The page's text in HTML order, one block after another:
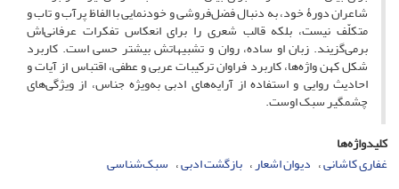
شاعران دورۀ خود، به دنبال فضل‌فروشی و خودنمایی با الفاظ پرآب و تاب و
متکلّف نیست، بلکه قالب شعری را برای انعکاس تفکرات عرفانی‌اش
برمی‌گزیند. زبان او ساده، روان و تشبیهاتش بیشتر حسی است. کاربرد
شکل کهن واژه‌ها، کاربرد فراوان ترکیبات عربی و عطفی، اقتباس از آیات و
احادیث روایی و استفاده از آرایه‌های ادبی به‌ویژه جناس، از ویژگی‌های
چشمگیر سبک اوست.
کلیدواژه‌ها
غفاری کاشانی دیوان اشعار بازگشت ادبی سبک‌شناسی